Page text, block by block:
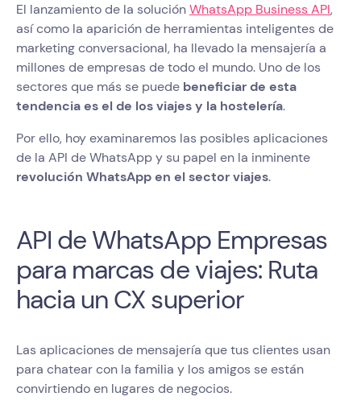
El lanzamiento de la soluciónWhatsApp Business API,
así como la aparición de herramientas inteligentes de
marketing conversacional, ha llevado la mensajería a
millones de empresas de todo el mundo. Uno de los
sectores que más se puede beneficiar de esta
tendencia es el de los viajes y la hostelería.
Por ello, hoy examinaremos las posibles aplicaciones
de la API de WhatsApp y su papel en la inminente
revolución WhatsApp en el sector viajes.
API de WhatsApp Empresas
para marcas de viajes: Ruta
hacia un CX superior
Las aplicaciones de mensajería que tus clientes usan
para chatear con la familia y los amigos se están
convirtiendo en lugares de negocios.